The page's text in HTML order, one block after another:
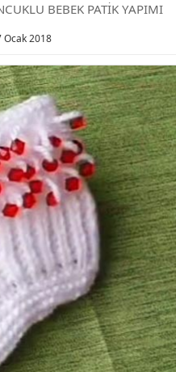
BEBEK PATİK YAPIMI
Ocak 2018